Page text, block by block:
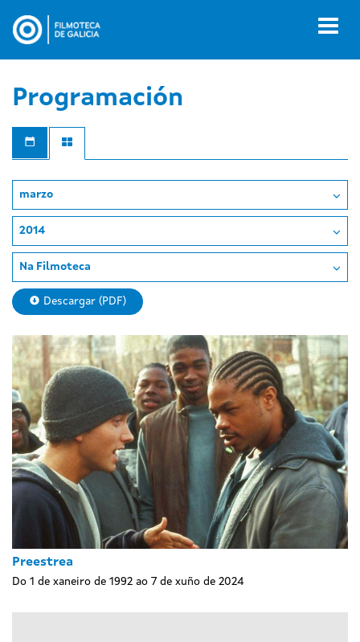
contido
Programación
marzo
2014
Na Filmoteca
Descargar (PDF)
Preestrea
Do 1 de xaneiro de 1992 ao 7 de xuño de 2024